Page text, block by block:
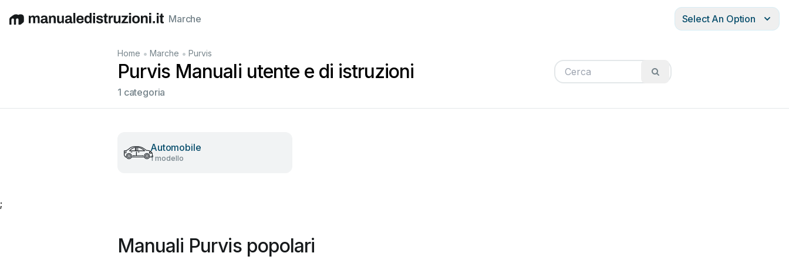
EnglishDeutschEspañol Italiano Français
Marche Select An Option
Home • Marche • Purvis
Purvis Manuali utente e di istruzioni
1 categoria
Automobile
1 modello
;
Manuali Purvis popolari